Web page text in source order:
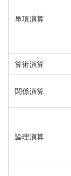
単項演算
算術演算
関係演算
論理演算